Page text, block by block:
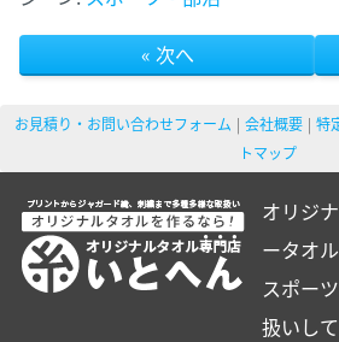
« 次へ
お見積り・お問い合わせフォーム 会社概要 特
トマップ
オリジ
ータオ
スポー
扱いして